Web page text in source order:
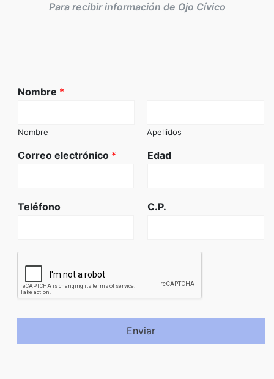
Para recibir información de Ojo Cívico
Nombre *
Nombre Apellidos
Correo electrónico * Edad
Teléfono C.P.
Enviar